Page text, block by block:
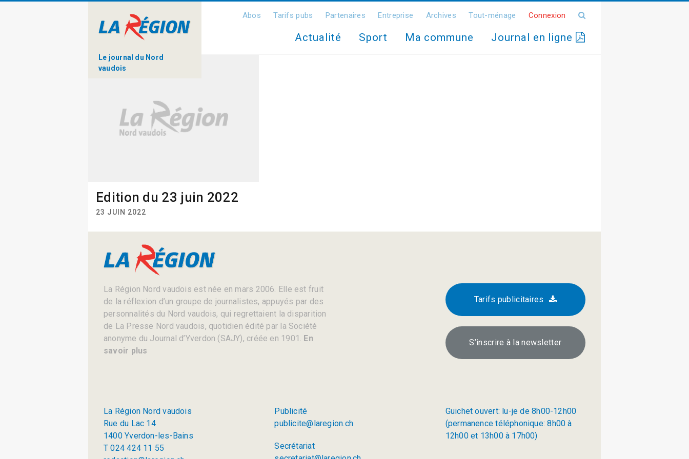
Le journal du Nord
vaudois
Abos Tarifs pubs Partenaires Entreprise Archives Tout-ménage Connexion
Actualité Sport Ma commune Journal en ligne
Edition du 23 juin 2022
23 JUIN 2022
La Région Nord vaudois est née en mars 2006. Elle est fruit
de la réflexion d’un groupe de journalistes, appuyés par des
personnalités du Nord vaudois, qui regrettaient la disparition
de La Presse Nord vaudois, quotidien édité par la Société
anonyme du Journal d’Yverdon (SAJY), créée en 1901. En
savoir plus
Tarifs publicitaires
S’inscrire à la newsletter
La Région Nord vaudois
Rue du Lac 14
1400 Yverdon-les-Bains
T 024 424 11 55
Publicité
publicite@laregion.ch
Secrétariat
Guichet ouvert: lu-je de 8h00-12h00
(permanence téléphonique: 8h00 à
12h00 et 13h00 à 17h00)